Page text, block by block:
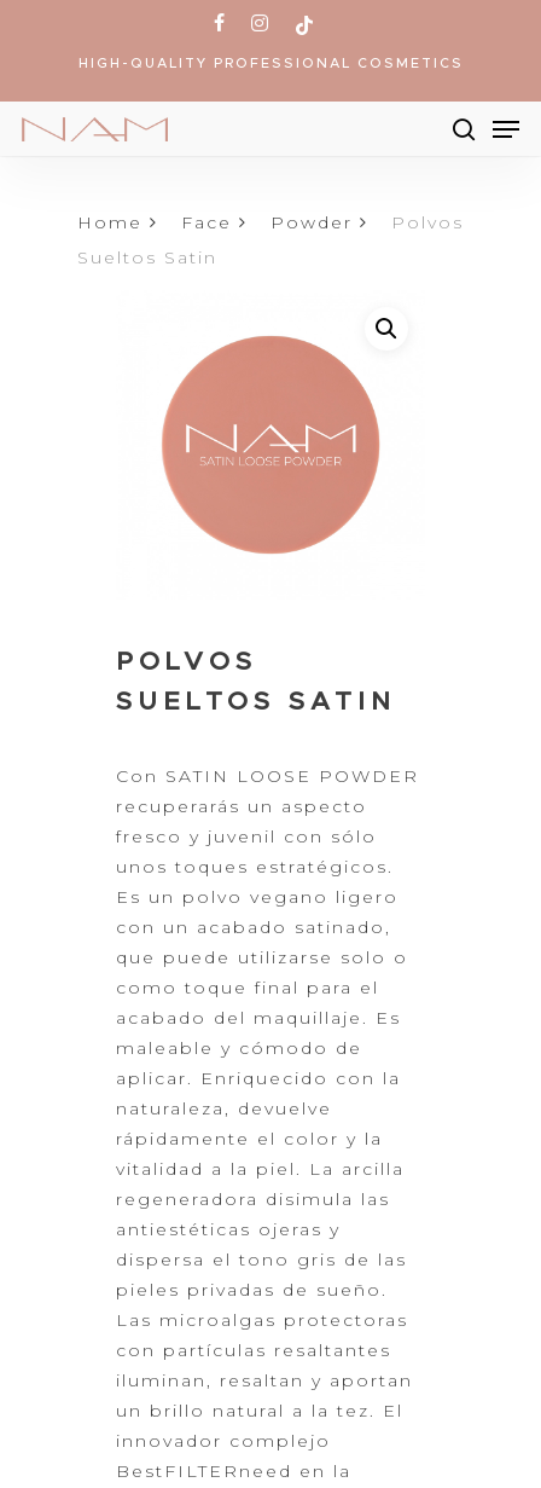
content
facebook
instagram
tiktok
HIGH-QUALITY PROFESSIONAL COSMETICS
search
Home Face Powder
Polvos
Sueltos Satin
POLVOS
SUELTOS SATIN
Con SATIN LOOSE POWDER
recuperarás un aspecto
fresco y juvenil con sólo
unos toques estratégicos.
Es un polvo vegano ligero
con un acabado satinado,
que puede utilizarse solo o
como toque final para el
acabado del maquillaje. Es
maleable y cómodo de
aplicar.
Enriquecido con la
naturaleza, devuelve
rápidamente el color y la
vitalidad a la piel. La arcilla
regeneradora disimula las
antiestéticas ojeras y
dispersa el tono gris de las
pieles privadas de sueño.
Las microalgas protectoras
con partículas resaltantes
iluminan, resaltan y aportan
un brillo natural a la tez. El
innovador complejo
BestFILTERneed en la